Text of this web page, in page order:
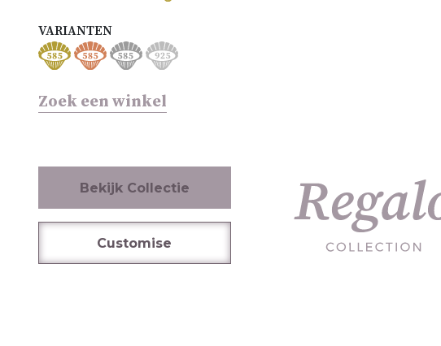
VARIANTEN
Zoek een winkel
Bekijk Collectie
Customise